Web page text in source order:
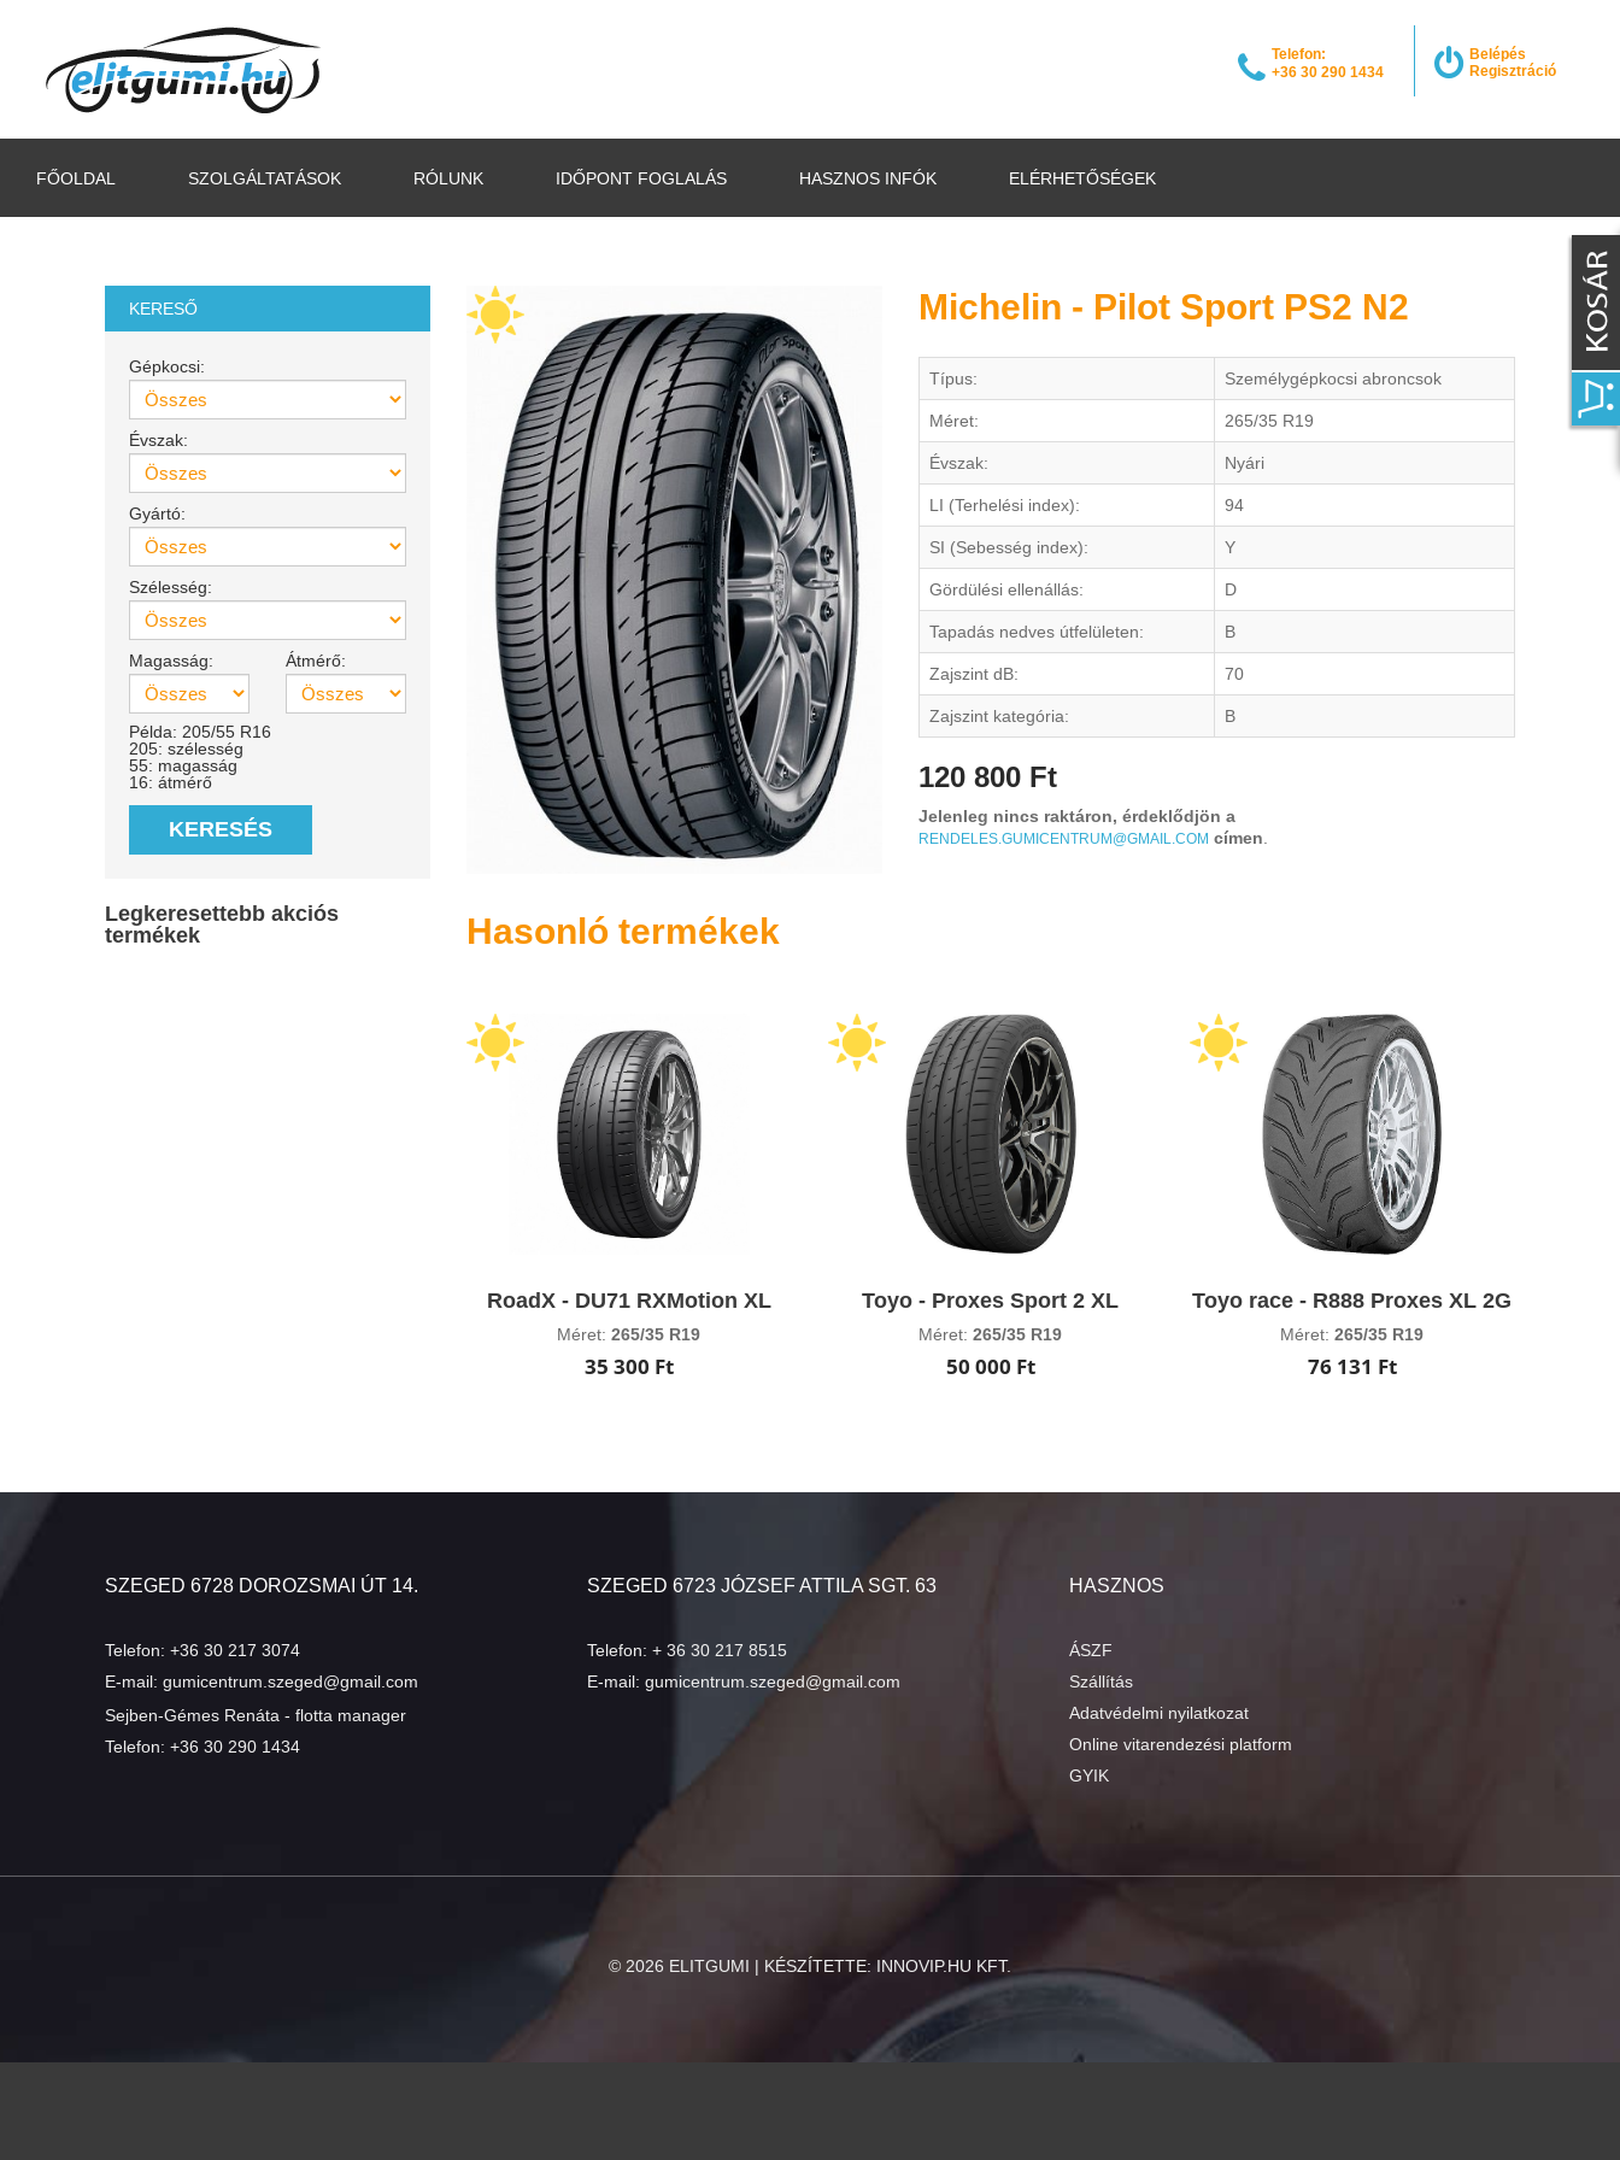
Belépés
Regisztráció
Telefon:
+36 30 290 1434
FŐOLDAL SZOLGÁLTATÁSOK RÓLUNK IDŐPONT FOGLALÁS HASZNOS INFÓK ELÉRHETŐSÉGEK
KERESŐ
Gépkocsi:
Évszak:
Gyártó:
Szélesség:
Magasság: Átmérő:
Példa: 205/55 R16
205: szélesség
55: magasság
16: átmérő
KERESÉS
Legkeresettebb akciós
termékek
Michelin - Pilot Sport PS2 N2
Típus: Személygépkocsi abroncsok
Méret: 265/35 R19
Évszak: Nyári
LI (Terhelési index): 94
SI (Sebesség index): Y
Gördülési ellenállás: D
Tapadás nedves útfelületen: B
Zajszint dB: 70
Zajszint kategória: B
120 800 Ft
Jelenleg nincs raktáron, érdeklődjön a
RENDELES.GUMICENTRUM@GMAIL.COM címen
Hasonló termékek
RoadX - DU71 RXMotion XL
Méret:265/35 R19
35 300 Ft
Toyo - Proxes Sport 2 XL
Méret:265/35 R19
50 000 Ft
Toyo race - R888 Proxes XL 2G
Méret:265/35 R19
76 131 Ft
SZEGED 6728 DOROZSMAI ÚT 14.
Telefon: +36 30 217 3074
E-mail: gumicentrum.szeged@gmail.com
Sejben-Gémes Renáta - flotta manager
Telefon: +36 30 290 1434
SZEGED 6723 JÓZSEF ATTILA SGT. 63
Telefon: + 36 30 217 8515
E-mail: gumicentrum.szeged@gmail.com
HASZNOS
ÁSZF
Szállítás
Adatvédelmi nyilatkozat
Online vitarendezési platform
GYIK
© 2026 ELITGUMI | KÉSZÍTETTE: INNOVIP.HU KFT.